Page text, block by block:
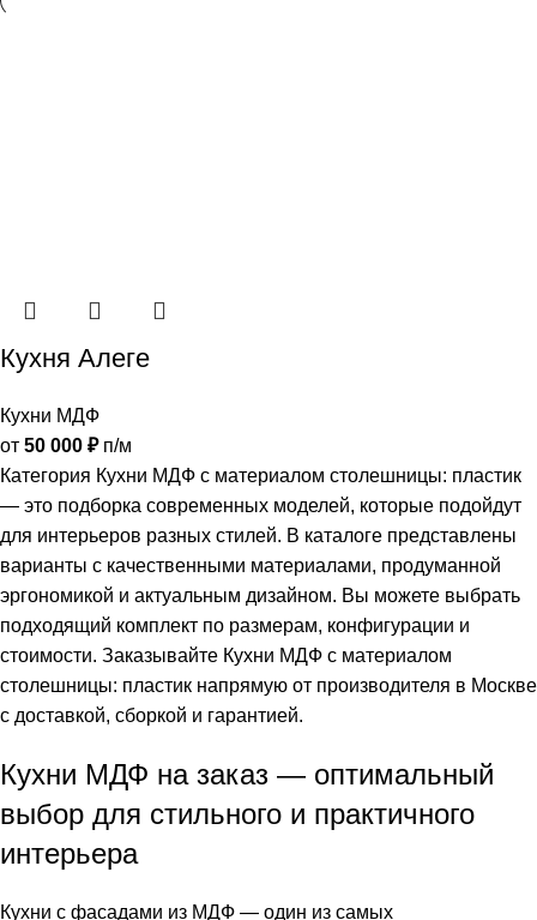
Кухня Алеге
Кухни МДФ
от 50 000 ₽п/м
Категория Кухни МДФ с материалом столешницы: пластик
— это подборка современных моделей, которые подойдут
для интерьеров разных стилей. В каталоге представлены
варианты с качественными материалами, продуманной
эргономикой и актуальным дизайном. Вы можете выбрать
подходящий комплект по размерам, конфигурации и
стоимости. Заказывайте Кухни МДФ с материалом
столешницы: пластик напрямую от производителя в Москве
с доставкой, сборкой и гарантией.
Кухни МДФ на заказ — оптимальный
выбор для стильного и практичного
интерьера
Кухни с фасадами из МДФ — один из самых